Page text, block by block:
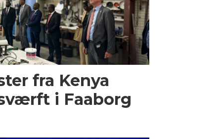
fra Kenya
i Faaborg